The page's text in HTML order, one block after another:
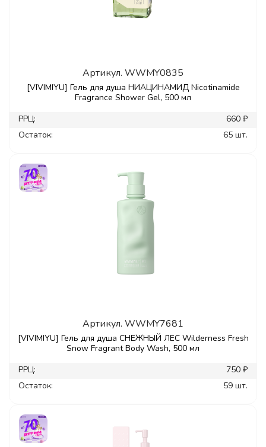
Артикул. WWMY0835
[VIVIMIYU] Гель для душа НИАЦИНАМИД Nicotinamide
Fragrance Shower Gel, 500 мл
РРЦ:
660 ₽
Остаток:
65 шт.
Артикул. WWMY7681
[VIVIMIYU] Гель для душа СНЕЖНЫЙ ЛЕС Wilderness Fresh
Snow Fragrant Body Wash, 500 мл
РРЦ:
750 ₽
Остаток:
59 шт.